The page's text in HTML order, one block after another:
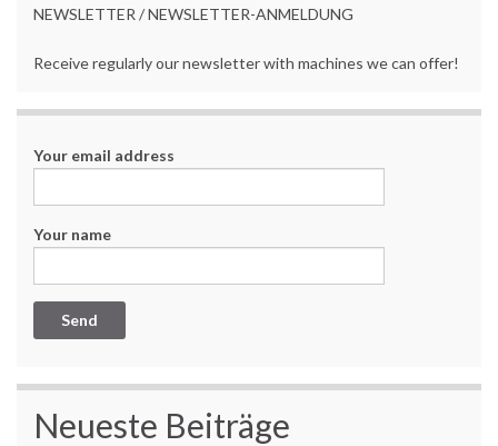
NEWSLETTER / NEWSLETTER-ANMELDUNG
Receive regularly our newsletter with machines we can offer!
Your email address
Your name
Neueste Beiträge